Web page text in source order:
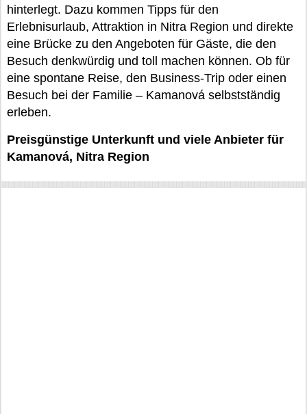
hinterlegt. Dazu kommen Tipps für den
Erlebnisurlaub, Attraktion in Nitra Region und direkte
eine Brücke zu den Angeboten für Gäste, die den
Besuch denkwürdig und toll machen können. Ob für
eine spontane Reise, den Business-Trip oder einen
Besuch bei der Familie – Kamanová selbstständig
erleben.
Preisgünstige Unterkunft und viele Anbieter für
Kamanová, Nitra Region